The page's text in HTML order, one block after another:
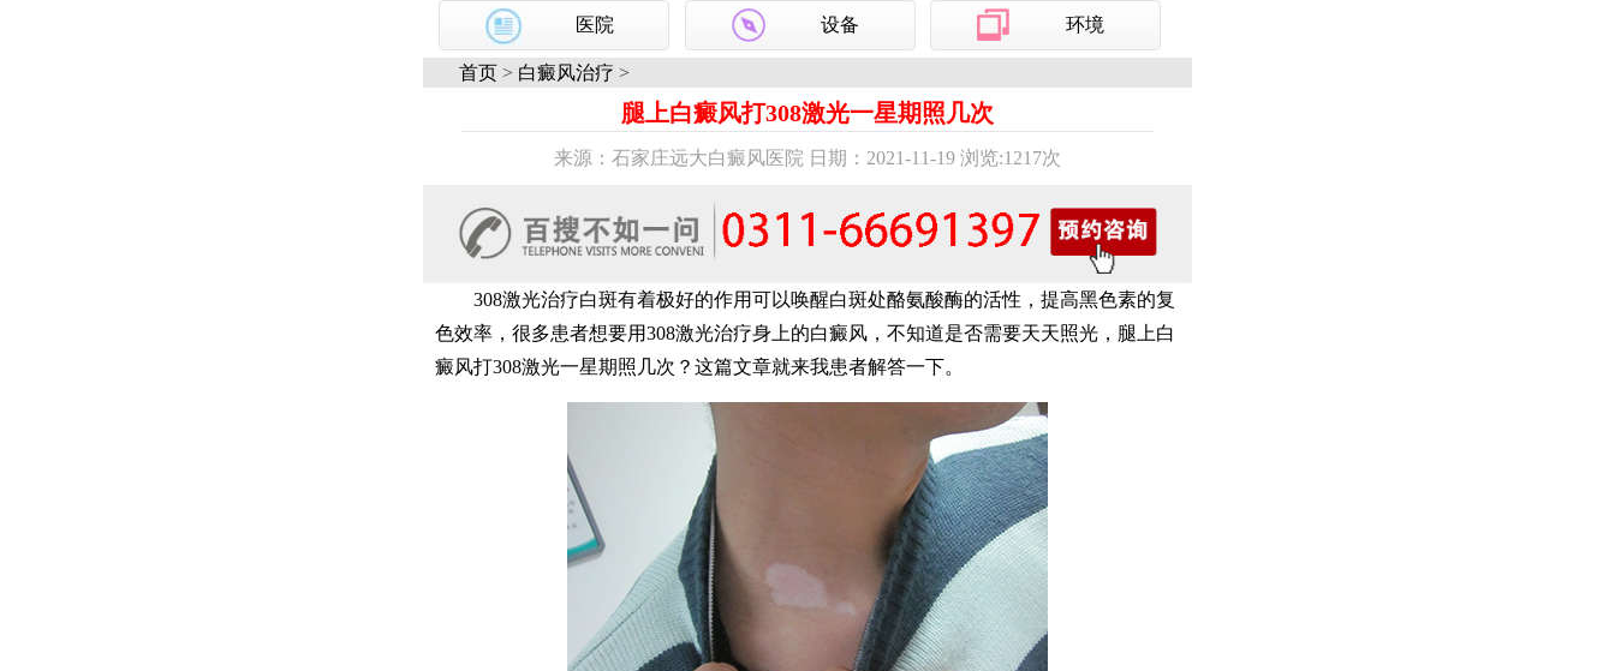
医院 设备 环境
首页 > 白癜风治疗 >
腿上白癜风打308激光一星期照几次
来源：石家庄远大白癜风医院 日期：2021-11-19 浏览:1217次
308激光治疗白斑有着极好的作用可以唤醒白斑处酪氨酸酶的活性，提高黑色素的复
色效率，很多患者想要用308激光治疗身上的白癜风，不知道是否需要天天照光，腿上白
癜风打308激光一星期照几次？这篇文章就来我患者解答一下。